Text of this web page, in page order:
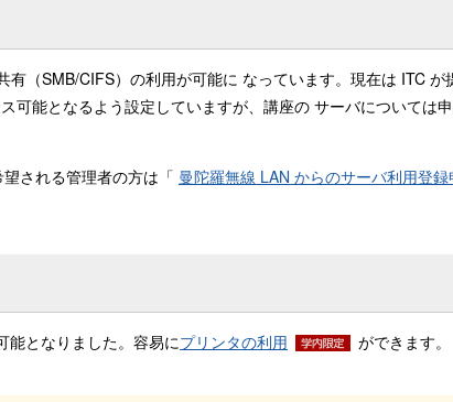
（SMB/CIFS）の利用が可能に なっています。現在は ITC
可能となるよう設定していますが、講座の サーバについては
される管理者の方は「 曼陀羅無線 LAN からのサーバ利用登録
能となりました。容易にプリンタの利用 ができます。